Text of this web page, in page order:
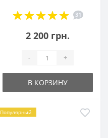
31
2 200 грн.
- +
В КОРЗИНУ
Популярный